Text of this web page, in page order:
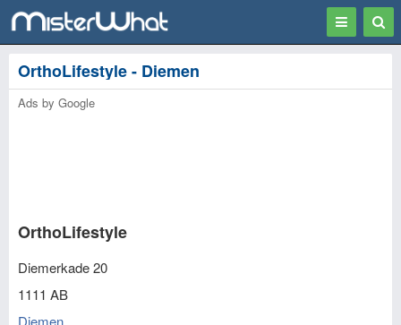
Toggle
OrthoLifestyle - Diemen
Ads by Google
OrthoLifestyle
Diemerkade 20
1111 AB
Diemen